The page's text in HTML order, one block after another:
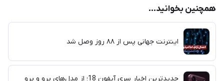
همچنین بخوانید...
اینترنت جهانی پس از ۸۸ روز وصل شد
جدیدترین اخبار سری آیفون 18؛ از مدل‌های پرو و پرو